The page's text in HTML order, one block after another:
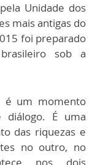
Unidade dos
mais antigas do
foi preparado
sob a
é um momento
diálogo. É uma
das riquezas e
no outro, no